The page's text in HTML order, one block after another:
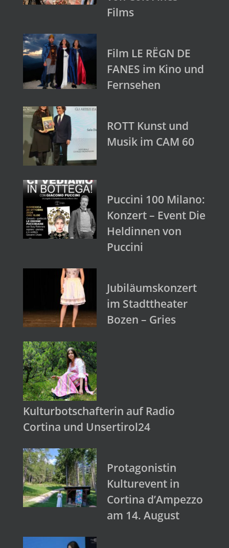
Films
Film LE RËGN DE
FANES im Kino und
Fernsehen
ROTT Kunst und
Musik im CAM 60
Puccini 100 Milano:
Konzert – Event Die
Heldinnen von
Puccini
Jubiläumskonzert
im Stadttheater
Bozen – Gries
Kulturbotschafterin auf Radio
Cortina und Unsertirol24
Protagonistin
Kulturevent in
Cortina d’Ampezzo
am 14. August